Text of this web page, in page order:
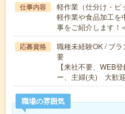
仕事内容
軽作業（仕分け・ピ
軽作業や食品加工を
事をご紹介します
応募資格
職種未経験OK / ブ
要
【来社不要、WEB
ー、主婦(夫) 大歓
職場の雰囲気